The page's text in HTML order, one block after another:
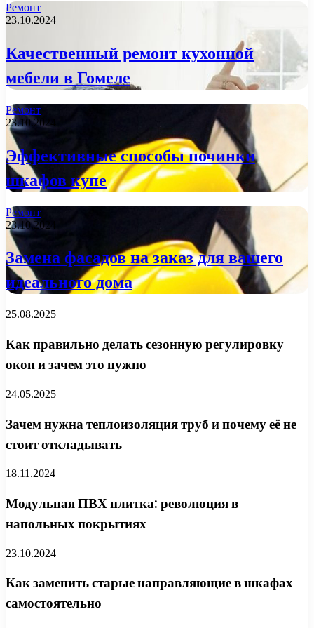
Ремонт
23.10.2024
Качественный ремонт кухонной
мебели в Гомеле
Ремонт
23.10.2024
Эффективные способы починки
шкафов купе
Ремонт
23.10.2024
Замена фасадов на заказ для вашего
идеального дома
25.08.2025
Как правильно делать сезонную регулировку
окон и зачем это нужно
24.05.2025
Зачем нужна теплоизоляция труб и почему её не
стоит откладывать
18.11.2024
Модульная ПВХ плитка: революция в
напольных покрытиях
23.10.2024
Как заменить старые направляющие в шкафах
самостоятельно